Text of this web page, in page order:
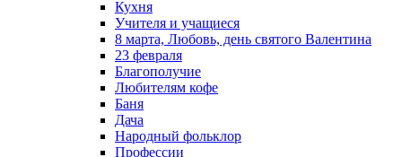
Кухня
Учителя и учащиеся
8 марта, Любовь, день святого Валентина
23 февраля
Благополучие
Любителям кофе
Баня
Дача
Народный фольклор
Профессии